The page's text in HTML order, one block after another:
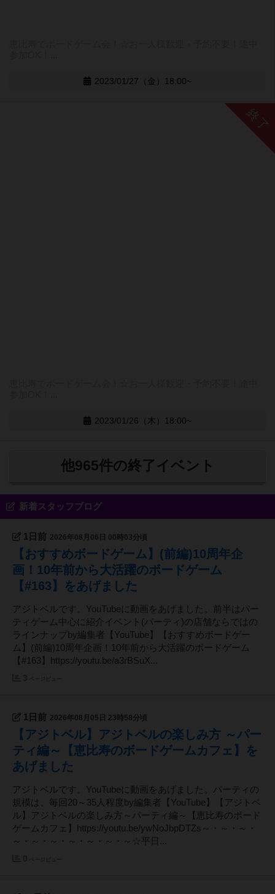
2023/01/27（金）18:00~
終了
2023/01/26（木）18:00~
他965件の終了イベント
新着スタッフブログ
1日前 2026年08月06日 00時03分頃
【おすすめボードゲーム】(前編)10周年企
画！10年前から大活躍のボードゲーム
【#163】をあげました
アジトベルです。YouTubeに動画をあげました。前半はパー
ティゲーム中心に紹介イベント(パーティ)の店舗ならではの
ラインナップby編集者【YouTube】【おすすめボードゲー
ム】(前編)10周年企画！10年前から大活躍のボードゲーム
【#163】https://youtu.be/a3rBSuX...
1日前 2026年08月05日 23時58分頃
【アジトベル】アジトベルの楽しみ方 ～パー
ティ編～【恵比寿のボードゲームカフェ】を
あげました
アジトベルです。YouTubeに動画をあげました。パーティの
規模は、毎回20～35人程度by編集者【YouTube】【アジトベ
ル】アジトベルの楽しみ方～パーティ編～【恵比寿のボード
ゲームカフェ】https://youtu.be/ywNoJbpDTZs～・～・～・
～・～・～・～・～・～・～☆平日...